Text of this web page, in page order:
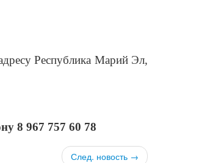
Республика Марий Эл,
8 967 757 60 78
След. новость →